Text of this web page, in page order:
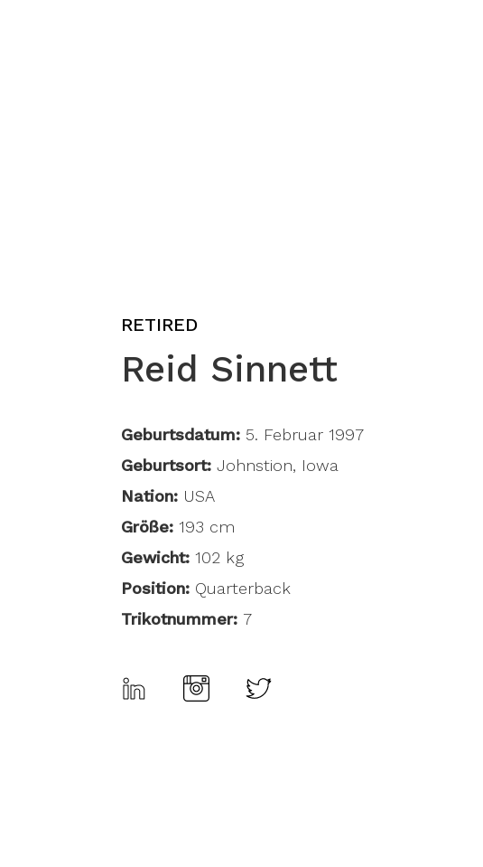
RETIRED
Reid Sinnett
Geburtsdatum: 5. Februar 1997
Geburtsort:Johnstion, Iowa
Nation: USA
Größe: 193 cm
Gewicht: 102 kg
Position: Quarterback
Trikotnummer: 7